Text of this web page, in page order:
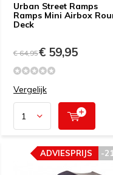
Urban Street Ramps
Ramps Mini Airbox
Deck
€ 64,95€ 59,95
Vergelijk
-
ADVIESPRIJS